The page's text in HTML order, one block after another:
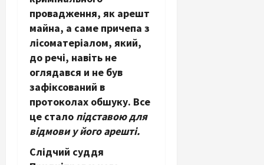
провадження, як арешт
майна, а саме причепа з
лісоматеріалом, який,
до речі, навіть не
оглядався и не був
зафіксований в
протоколах обшуку. Все
це стало підставою для
відмови у його арешті.
Слідчий суддя